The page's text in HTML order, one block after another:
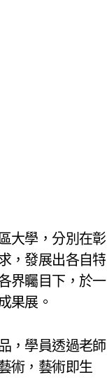
大學，分別在彰
，發展出各自特
界矚目下，於一
果展。
，學員透過老師
術，藝術即生